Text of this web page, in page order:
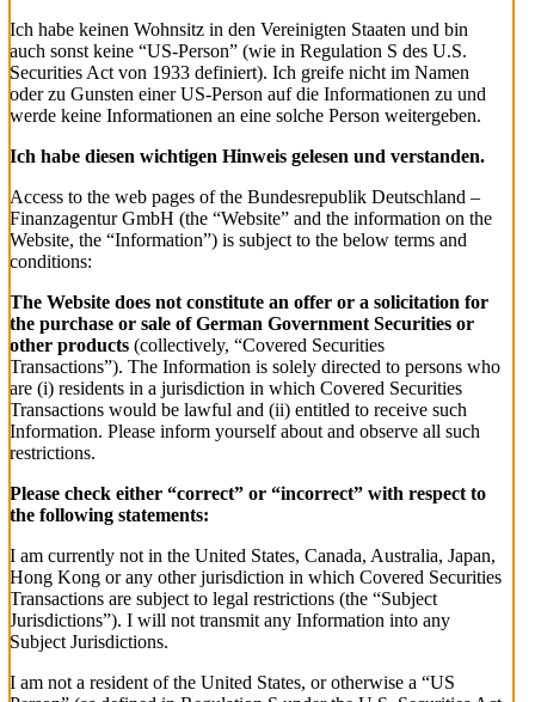
Ich habe keinen Wohnsitz in den Vereinigten Staaten und bin
auch sonst keine “US-Person” (wie in Regulation S des U.S.
Securities Act von 1933 definiert). Ich greife nicht im Namen
oder zu Gunsten einer US-Person auf die Informationen zu und
werde keine Informationen an eine solche Person weitergeben.
Ich habe diesen wichtigen Hinweis gelesen und verstanden.
Access to the web pages of the Bundesrepublik Deutschland –
Finanzagentur GmbH (the “Website” and the information on the
Website, the “Information”) is subject to the below terms and
conditions:
The Website does not constitute an offer or a solicitation for
the purchase or sale of German Government Securities or
other products (collectively, “Covered Securities
Transactions”). The Information is solely directed to persons who
are (i) residents in a jurisdiction in which Covered Securities
Transactions would be lawful and (ii) entitled to receive such
Information. Please inform yourself about and observe all such
restrictions.
Please check either “correct” or “incorrect” with respect to
the following statements:
I am currently not in the United States, Canada, Australia, Japan,
Hong Kong or any other jurisdiction in which Covered Securities
Transactions are subject to legal restrictions (the “Subject
Jurisdictions”). I will not transmit any Information into any
Subject Jurisdictions.
I am not a resident of the United States, or otherwise a “US